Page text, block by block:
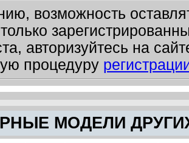
возможность
авторизуйтесь на
процедуру
МОДЕЛИ